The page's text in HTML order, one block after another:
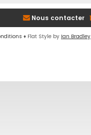
Nous contacter
♦ Flat Style by Ian Bradley